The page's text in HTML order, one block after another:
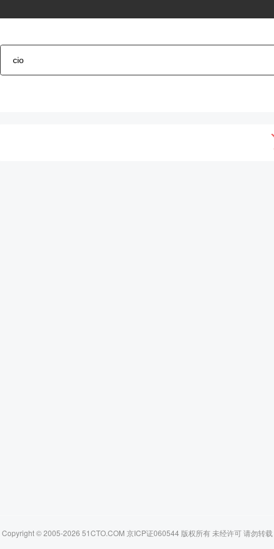
Copyright © 2005-2026 51CTO.COM 京ICP证060544 版权所有 未经许可 请勿转载